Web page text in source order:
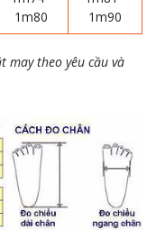
1m80
1m90
may theo yêu cầu và